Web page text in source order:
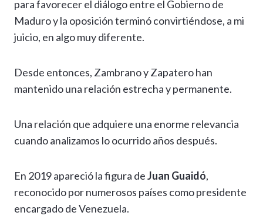
para favorecer el diálogo entre el Gobierno de
Maduro y la oposición terminó convirtiéndose, a mi
juicio, en algo muy diferente.
Desde entonces, Zambrano y Zapatero han
mantenido una relación estrecha y permanente.
Una relación que adquiere una enorme relevancia
cuando analizamos lo ocurrido años después.
En 2019 apareció la figura deJuan Guaidó,
reconocido por numerosos países como presidente
encargado de Venezuela.